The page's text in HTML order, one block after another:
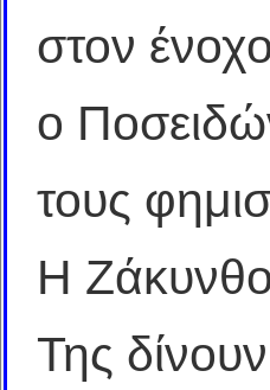
στον
ο
τους
Η
Της δίνουν